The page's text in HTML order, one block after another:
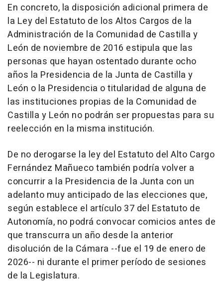
En concreto, la disposición adicional primera de
la Ley del Estatuto de los Altos Cargos de la
Administración de la Comunidad de Castilla y
León de noviembre de 2016 estipula que las
personas que hayan ostentado durante ocho
años la Presidencia de la Junta de Castilla y
León o la Presidencia o titularidad de alguna de
las instituciones propias de la Comunidad de
Castilla y León no podrán ser propuestas para su
reelección en la misma institución.
De no derogarse la ley del Estatuto del Alto Cargo
Fernández Mañueco también podría volver a
concurrir a la Presidencia de la Junta con un
adelanto muy anticipado de las elecciones que,
según establece el artículo 37 del Estatuto de
Autonomía, no podrá convocar comicios antes de
que transcurra un año desde la anterior
disolución de la Cámara --fue el 19 de enero de
2026-- ni durante el primer período de sesiones
de la Legislatura.